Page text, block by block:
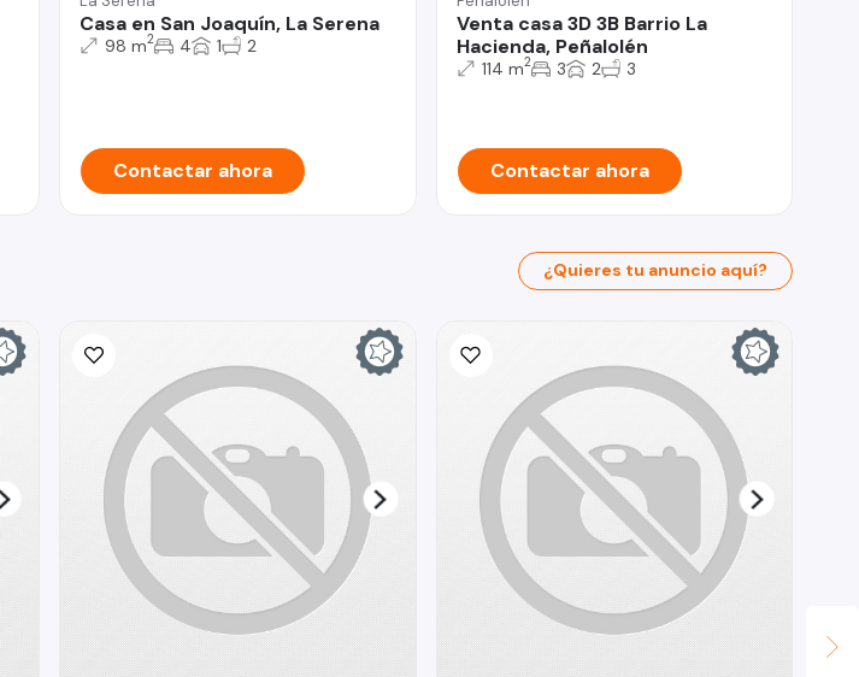
Casa en San Joaquín, La Serena
98 m2 4 1 2
Contactar ahora
Venta casa 3D 3B Barrio La
Hacienda, Peñalolén
114 m2 3 2 3
Contactar ahora
¿Quieres tu anuncio aquí?